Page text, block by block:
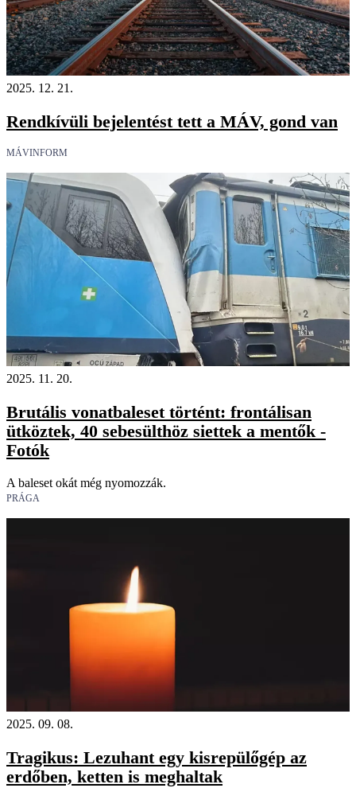
2025. 12. 21.
Rendkívüli bejelentést tett a MÁV, gond van
MÁVINFORM
2025. 11. 20.
Brutális vonatbaleset történt: frontálisan
ütköztek, 40 sebesülthöz siettek a mentők -
Fotók
A baleset okát még nyomozzák.
PRÁGA
2025. 09. 08.
Tragikus: Lezuhant egy kisrepülőgép az
erdőben, ketten is meghaltak